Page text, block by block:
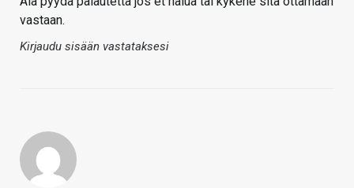
vastaan.
Kirjaudu sisään vastataksesi